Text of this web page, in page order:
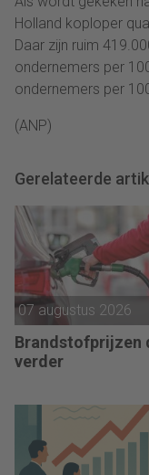
Holland koploper
Daar zijn ruim
ondernemers per
ondernemers per
(ANP)
Gerelateerde
07 augustus 2026
Brandstofprijzen
verder